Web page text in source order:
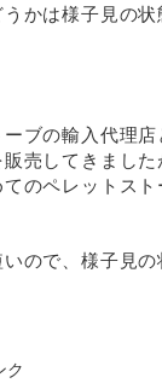
かは様子見の状
ブの輸入代理
売してきまし
のペレットス
ので、様子見の
ク